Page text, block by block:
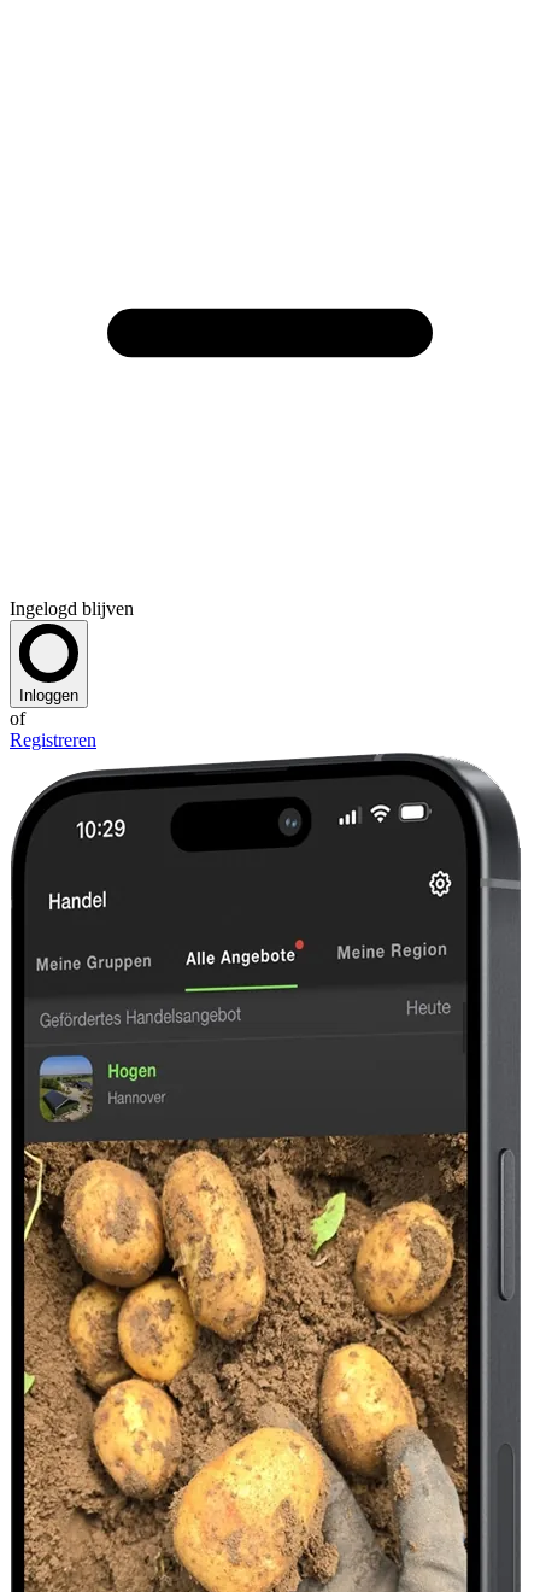
Ingelogd blijven
Inloggen
of
Registreren